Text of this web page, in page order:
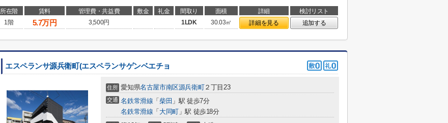
所在階 賃料 管理費・共益費 敷金 礼金 間取り 面積 詳細
検討リスト
1階
5.7万円 3,500円 1LDK 30.03㎡ 詳細を見る 追加する
エスペランサ源兵衛町(エスペランサゲンベエチョ
住所 愛知県名古屋市南区源兵衛町２丁目23
交通 名鉄常滑線 「 柴田 」駅 徒歩7分
名鉄常滑線 「 大同町」駅 徒歩18分